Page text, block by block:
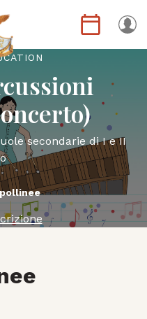
secondarie di I e II